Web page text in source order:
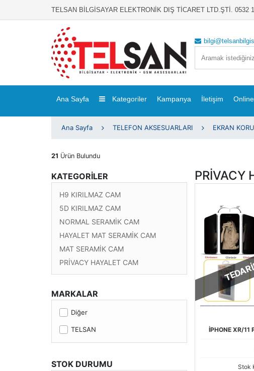
TELSAN BİLGİSAYAR ELEKTRONİK DIŞ TİCARET LTD.ŞTİ. 0532
Ana Sayfa Kategoriler Kampanya İletişim
Ana Sayfa TELEFON AKSESUARLARI EKRAN
21 Ürün Bulundu
KATEGORİLER
H9 KIRILMAZ CAM
5D KIRILMAZ CAM
NORMAL SERAMİK CAM
HAYALET MAT SERAMİK CAM
MAT SERAMİK CAM
PRİVACY HAYALET CAM
MARKALAR
Diğer
TELSAN
STOK DURUMU
PRİVACY
İPHONE XR/11
Stok